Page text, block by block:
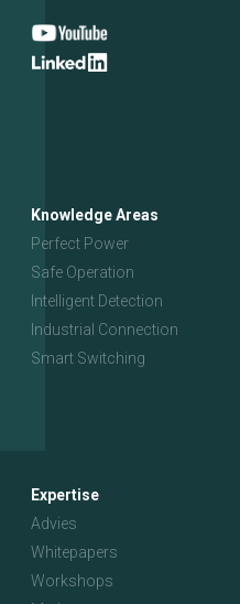
Knowledge Areas
Perfect Power
Safe Operation
Intelligent Detection
Industrial Connection
Smart Switching
Expertise
Advies
Whitepapers
Workshops